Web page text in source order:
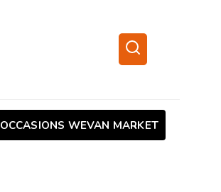
OCCASIONS WEVAN MARKET